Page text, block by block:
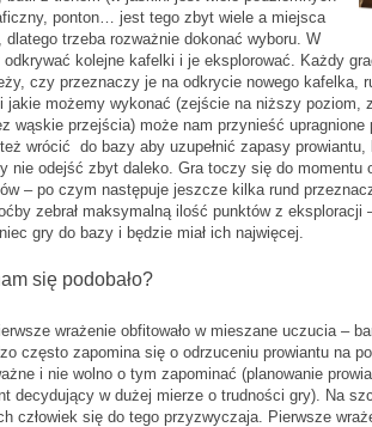
ponton… jest tego zbyt wiele a miejsca
dlatego trzeba rozważnie dokonać wyboru. W
kolejne kafelki i je eksplorować. Każdy
czy przeznaczy je na odkrycie nowego kafelka,
możemy wykonać (zejście na niższy poziom,
wąskie przejścia) może nam przynieść
wrócić do bazy aby uzupełnić zapasy
nie odejść zbyt daleko. Gra toczy się do
– po czym następuje jeszcze kilka rund
zebrał maksymalną ilość punktów z eksploracji
gry do bazy i będzie miał ich najwięcej.
się podobało?
wrażenie obfitowało w mieszane uczucia –
często zapomina się o odrzuceniu prowiantu na
i nie wolno o tym zapominać (planowanie
decydujący w dużej mierze o trudności gry). Na
człowiek się do tego przyzwyczaja. Pierwsze